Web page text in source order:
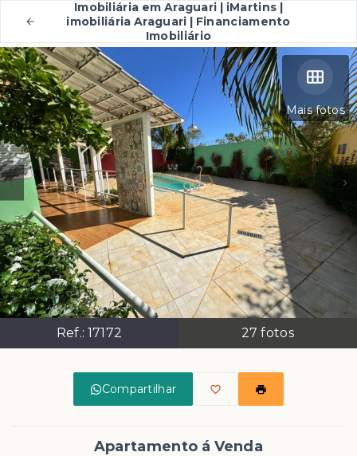
Imobiliária em Araguari | iMartins |
imobiliária Araguari | Financiamento
Imobiliário
Mais fotos
Ref.: 17172 27 fotos
Compartilhar
Apartamento á Venda